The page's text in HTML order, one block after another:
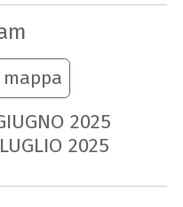
2025
LUGLIO 2025